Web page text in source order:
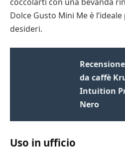
Dolce Gusto Mini Me è
desideri.
da caffè
Intuition
Nero
Uso in ufficio